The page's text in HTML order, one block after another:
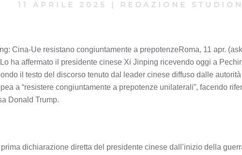
11 APRILE 2025 | REDAZIONE
Cina-Ue resistano congiuntamente a prepotenzeRoma, 11 apr.
Lo ha affermato il presidente cinese Xi Jinping ricevendo oggi a
il testo del discorso tenuto dal leader cinese diffuso dalle
a “resistere congiuntamente a prepotenze unilaterali”, facendo
Donald Trump.
dichiarazione diretta del presidente cinese dall’inizio della